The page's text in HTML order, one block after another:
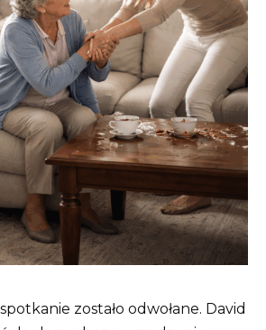
zostało odwołane. David